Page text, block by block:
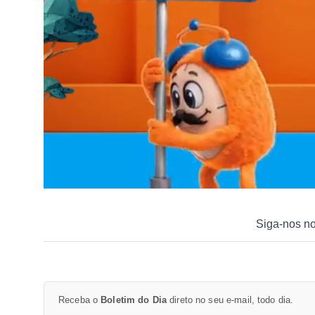
Siga-nos
Receba o Boletim do Diadireto no seu e-mail, todo dia.